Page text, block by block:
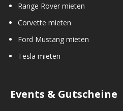
Range Rover mieten
Corvette mieten
Ford Mustang mieten
Tesla mieten
Events & Gutscheine